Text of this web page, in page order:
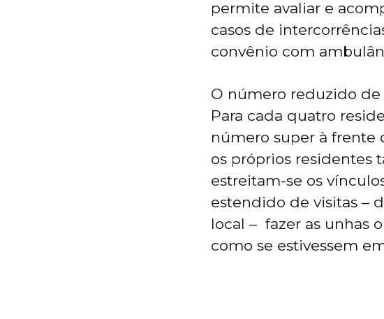
permite avaliar e
casos de
convênio com
O número reduzido
Para cada quatro
número super à frente
os próprios residentes
estreitam-se os
estendido de visitas –
local – fazer as unhas
como se estivessem